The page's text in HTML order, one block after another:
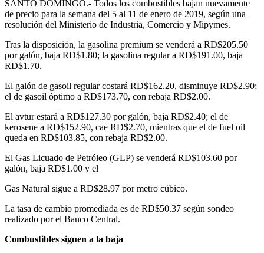
SANTO DOMINGO.- Todos los combustibles bajan nuevamente
de precio para la semana del 5 al 11 de enero de 2019, según una
resolución del Ministerio de Industria, Comercio y Mipymes.
Tras la disposición, la gasolina premium se venderá a RD$205.50
por galón, baja RD$1.80; la gasolina regular a RD$191.00, baja
RD$1.70.
El galón de gasoil regular costará RD$162.20, disminuye RD$2.90;
el de gasoil óptimo a RD$173.70, con rebaja RD$2.00.
El avtur estará a RD$127.30 por galón, baja RD$2.40; el de
kerosene a RD$152.90, cae RD$2.70, mientras que el de fuel oil
queda en RD$103.85, con rebaja RD$2.00.
El Gas Licuado de Petróleo (GLP) se venderá RD$103.60 por
galón, baja RD$1.00 y el
Gas Natural sigue a RD$28.97 por metro cúbico.
La tasa de cambio promediada es de RD$50.37 según sondeo
realizado por el Banco Central.
Combustibles siguen a la baja